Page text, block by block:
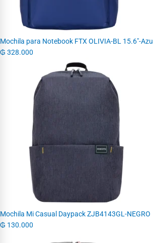
Mochila para Notebook FTX OLIVIA-BL 15.6"-Azul
₲ 328.000
Mochila Mi Casual Daypack ZJB4143GL-NEGRO
₲ 130.000